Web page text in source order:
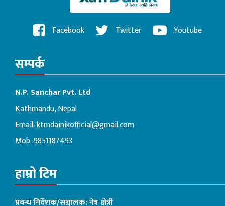
Facebook Twitter Youtube
सम्पर्क
N.P. Sanchar Pvt. Ltd
Kathmandu, Nepal
Email:ktmdainikofficial@gmail.com
Mob :9851187493
हाम्रो टिम
प्रबन्ध निर्देशक/सञ्चालक: नेत्र क्षेत्री